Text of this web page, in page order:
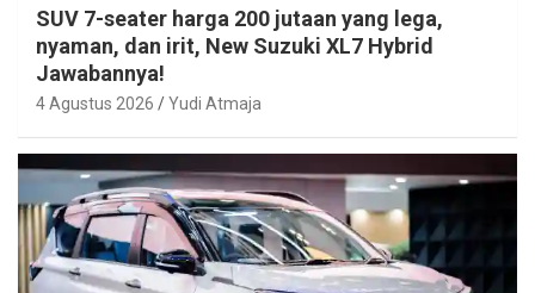
SUV 7-seater harga 200 jutaan yang lega,
nyaman, dan irit, New Suzuki XL7 Hybrid
Jawabannya!
4 Agustus 2026 Yudi Atmaja